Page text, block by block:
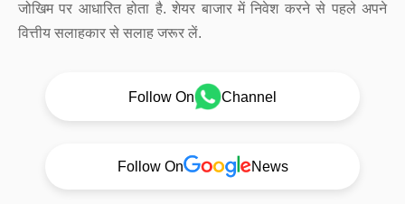
जोखिम पर आधारित होता है. शेयर बाजार में निवेश करने से पहले अपने
वित्तीय सलाहकार से सलाह जरूर लें.
Follow On Channel
Follow On News